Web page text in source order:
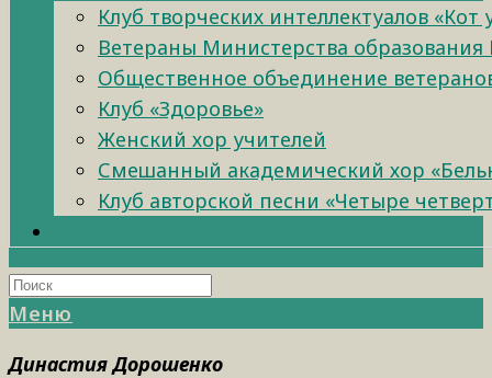
Клуб творческих интеллектуалов «Кот
Ветераны Министерства образования
Общественное объединение
Клуб «Здоровье»
Женский хор учителей
Смешанный академический хор
Клуб авторской песни «Четыре
Меню
Династия Дорошенко